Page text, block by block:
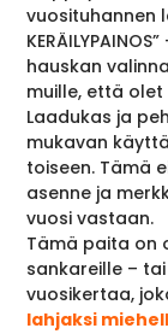
vuosituhannen
hauskan
muille, että
Laadukas ja
mukavan
toiseen. Tämä
asenne ja
vuosi vastaan.
Tämä paita on
sankareille –
vuosikertaa,
lahjaksi